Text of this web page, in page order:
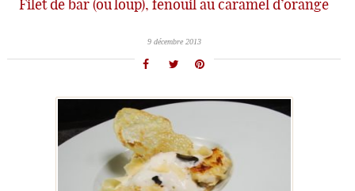
Filet de bar (ou loup), fenouil au caramel d’orange
9 décembre 2013